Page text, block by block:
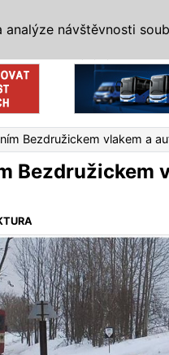
Bezdružickem vlakem a
Bezdružickem
návštěvnosti